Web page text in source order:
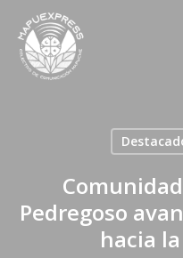
main
Pedregoso
hacia